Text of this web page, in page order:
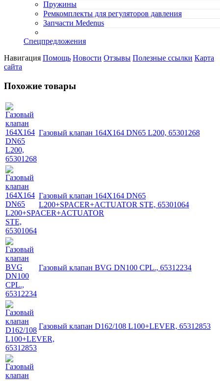
Пружины
Ремкомплекты для регуляторов давления
Запчасти Medenus
Спецпредложения
Навигация Помощь Новости Отзывы Полезные ссылки Карта
сайта
Похожие товары
Газовый клапан 164X164 DN65 L200, 65301268
Газовый клапан 164X164 DN65
L200+SPACER+ACTUATOR STE, 65301064
Газовый клапан BVG DN100 CPL., 65312234
Газовый клапан D162/108 L100+LEVER, 65312853